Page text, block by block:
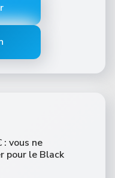
vous ne
pour le Black